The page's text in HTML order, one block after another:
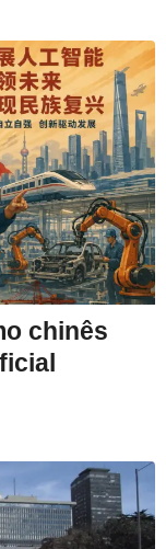
chinês